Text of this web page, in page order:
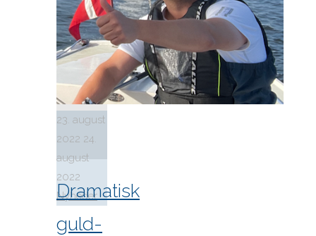
23. august
2022 24.
august
2022
Nyheder
Dramatisk
guld-